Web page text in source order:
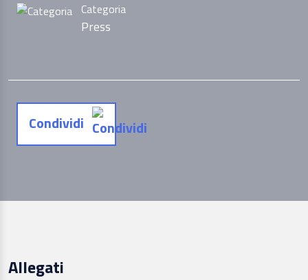
Categoria
Press
Condividi
Allegati